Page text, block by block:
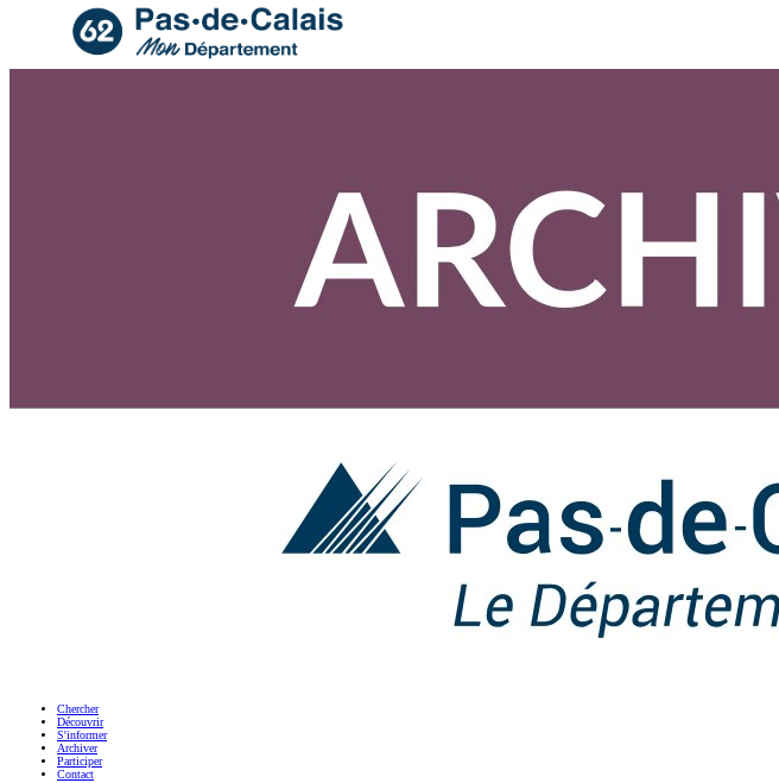
Chercher
Découvrir
S'informer
Archiver
Participer
Contact